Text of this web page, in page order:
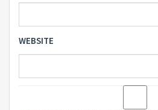
WEBSITE